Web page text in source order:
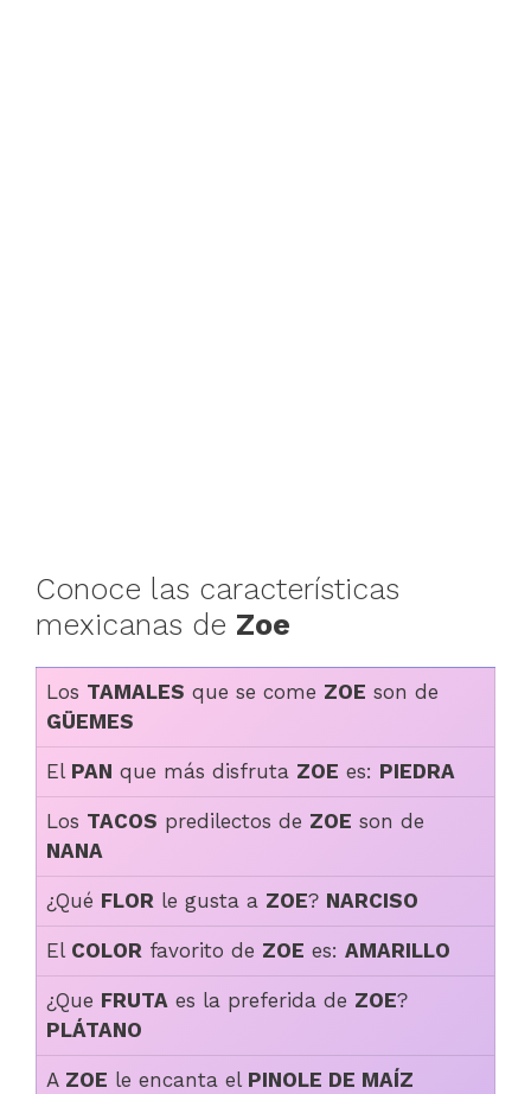
Conoce las características
mexicanas de Zoe
Los TAMALES que se come ZOE son de
GÜEMES
El PAN que más disfruta ZOE es: PIEDRA
Los TACOS predilectos de ZOE son de
NANA
¿Qué FLOR le gusta a ZOE? NARCISO
El COLOR favorito de ZOE es: AMARILLO
¿Que FRUTA es la preferida de ZOE?
PLÁTANO
A ZOE le encanta el PINOLE DE MAÍZ